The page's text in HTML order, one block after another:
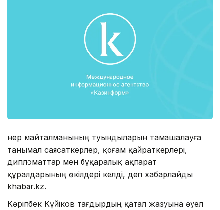
Өнер майталманының туындыларын тамашалауға
танымал саясаткерлер, қоғам қайраткерлері,
дипломаттар мен бұқаралық ақпарат
құралдарының өкілдері келді, деп хабарлайды
khabar.kz.
Кәріпбек Күйіков тағдырдың қатал жазуына әуел